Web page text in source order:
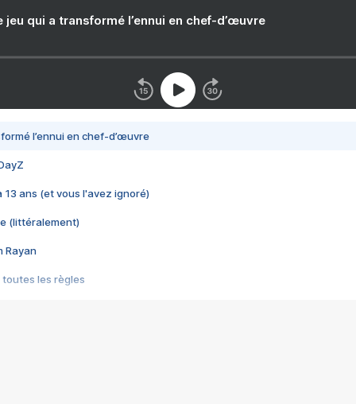
jeu qui a transformé l’ennui en chef-d’œuvre
l’ennui en chef-d’œuvre
13 ans (et vous l'avez ignoré)
(littéralement)
Rayan
toutes les règles